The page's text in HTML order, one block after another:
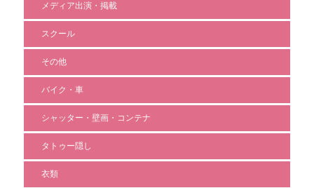
メディア出演・掲載
スクール
その他
バイク・車
シャッター・壁画・コンテナ
タトゥー隠し
衣類